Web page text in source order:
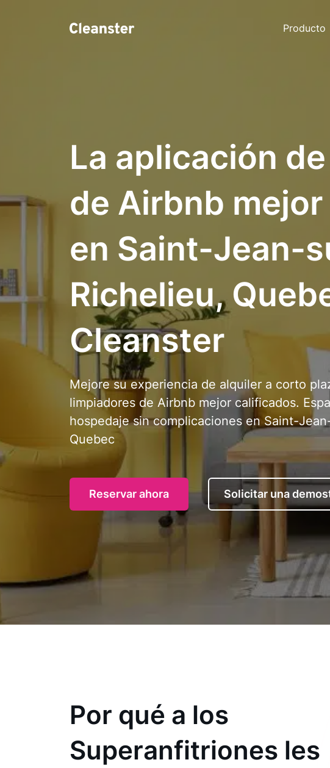
Producto
La aplicación
de Airbnb
en Saint-Jean-
Richelieu,
Cleanster
Mejore su experiencia de alquiler a corto
limpiadores de Airbnb mejor calificados.
hospedaje sin complicaciones en Saint-
Quebec
Reservar ahora Solicitar una
Por qué a los
Superanfitriones les